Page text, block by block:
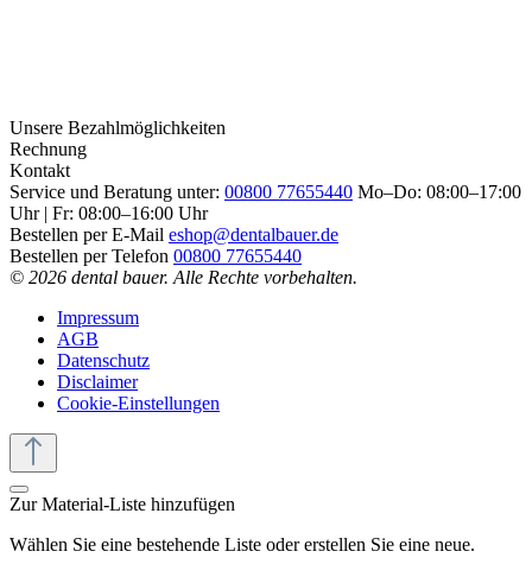
Unsere Bezahlmöglichkeiten
Rechnung
Kontakt
Service und Beratung unter: 00800 77655440 Mo–Do: 08:00–17:00
Uhr | Fr: 08:00–16:00 Uhr
Bestellen per E-Mail eshop@dentalbauer.de
Bestellen per Telefon 00800 77655440
© 2026 dental bauer. Alle Rechte vorbehalten.
Impressum
AGB
Datenschutz
Disclaimer
Cookie-Einstellungen
Zur Material-Liste hinzufügen
Wählen Sie eine bestehende Liste oder erstellen Sie eine neue.